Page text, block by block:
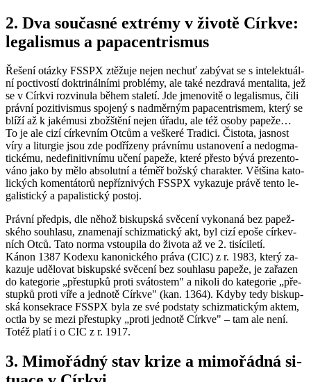
2. Dva sou­čas­né ex­trémy v ži­vo­tě Církve:
le­ga­lis­mus a pa­pa­cen­t­ris­mus
Ře­še­ní otáz­ky FSSPX ztě­žu­je nejen ne­chuť za­bý­vat se s in­te­lek­tu­ál­
ní po­cti­vos­tí dok­tri­nál­ní­mi pro­blémy, ale také ne­zdra­vá men­ta­li­ta, jež
se v Církvi roz­vi­nu­la během sta­le­tí. Jde jme­no­vi­tě o le­ga­lis­mus, čili
práv­ní po­zi­ti­vis­mus spo­je­ný s nad­měr­ným pa­pa­cen­t­ris­mem, který se
blíží až k ja­ké­musi zbožště­ní nejen úřadu, ale též osoby pa­pe­že…
To je ale cizí cír­kev­ním Otcům a veš­ke­ré Tra­di­ci. Čis­to­ta, jas­nost
víry a li­tur­gie jsou zde pod­ří­ze­ny práv­ní­mu usta­no­ve­ní a ne­dogma­
tic­ké­mu, ne­de­fi­ni­tiv­ní­mu učení pa­pe­že, které přes­to bývá pre­zen­to­
vá­no jako by mělo ab­so­lut­ní a téměř bož­ský cha­rak­ter. Vět­ši­na ka­to­
lic­kých ko­men­tá­to­rů ne­pří­z­ni­vých FSSPX vy­ka­zu­je právě tento le­
ga­lis­tic­ký a pa­pa­lis­tic­ký po­stoj.
Práv­ní před­pis, dle něhož bis­kup­ská svě­ce­ní vy­ko­na­ná bez pa­pež­
ské­ho sou­hla­su, zna­me­na­jí schi­zma­tic­ký akt, byl cizí epoše cír­kev­
ních Otců. Tato norma vstou­pi­la do ži­vo­ta až ve 2. ti­sí­ci­le­tí.
Kánon 1387 Ko­de­xu ka­no­nic­ké­ho práva (CIC) z r. 1983, který za­
ka­zu­je udě­lo­vat bis­kup­ské svě­ce­ní bez sou­hla­su pa­pe­že, je za­řa­zen
do ka­te­go­rie „pře­stup­ků proti svá­tos­tem" a ni­ko­li do ka­te­go­rie „pře­
stup­ků proti víře a jed­no­tě Církve" (kan. 1364). Kdyby tedy bis­kup­
ská kon­se­kra­ce FSSPX byla ze své pod­sta­ty schi­zma­tic­kým aktem,
octla by se mezi pře­stup­ky „proti jed­no­tě Církve" – tam ale není.
Totéž platí i o CIC z r. 1917.
3. Mi­mo­řád­ný stav krize a mi­mo­řád­ná si­